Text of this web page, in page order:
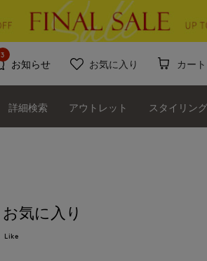
お知らせ
3
お気に入り カート
詳細検索 アウトレット スタイリング
お気に入り
Like